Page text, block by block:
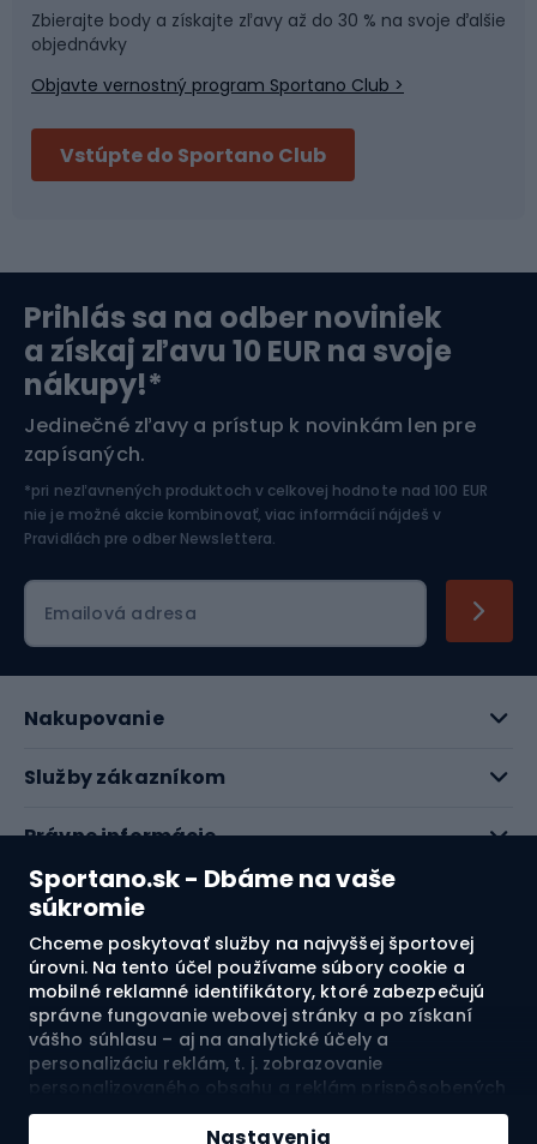
Sportano.sk - Dbáme na vaše
súkromie
Chceme poskytovať služby na najvyššej športovej
úrovni. Na tento účel používame súbory cookie a
mobilné reklamné identifikátory, ktoré zabezpečujú
správne fungovanie webovej stránky a po získaní
vášho súhlasu – aj na analytické účely a
personalizáciu reklám, t. j. zobrazovanie
personalizovaného obsahu a reklám prispôsobených
vašim záujmom a meranie ich účinnosti. Súbory
cookie a mobilné reklamné identifikátory môžu byť
Nastavenia
Športová medicína
Bushcraft
Bikepacking
Orientačný beh
Tímové športy
Fitness a posilňovňa
Cyklistické prilby
Lyžovanie
Športová elektronika
Jazdectvo
Zbierajte body a získajte zľavy až do 30 % na svoje ďalšie
objednávky
Objavte vernostný program Sportano Club >
Vstúpte do Sportano Club
Prihlás sa na odber noviniek
a získaj zľavu 10 EUR na svoje
nákupy!*
Jedinečné zľavy a prístup k novinkám len pre
zapísaných.
*pri nezľavnených produktoch v celkovej hodnote nad 100 EUR
nie je možné akcie kombinovať, viac informácií nájdeš v
Pravidlách pre odber Newslettera.
Emailová adresa
Nakupovanie
Služby zákazníkom
Právne informácie
O nás
Pozrite si naše recenzie
4.7